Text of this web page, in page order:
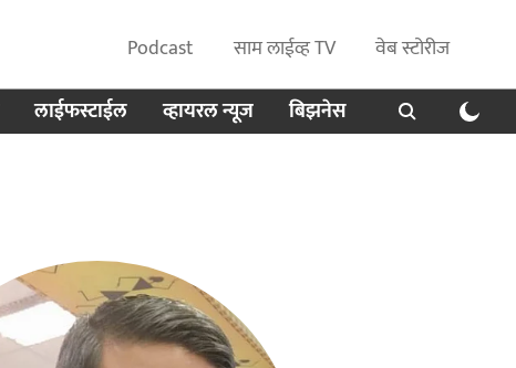
Podcast साम लाईव्ह TV
वेब स्टोरीज
लाईफस्टाईल व्हायरल न्यूज बिझनेस